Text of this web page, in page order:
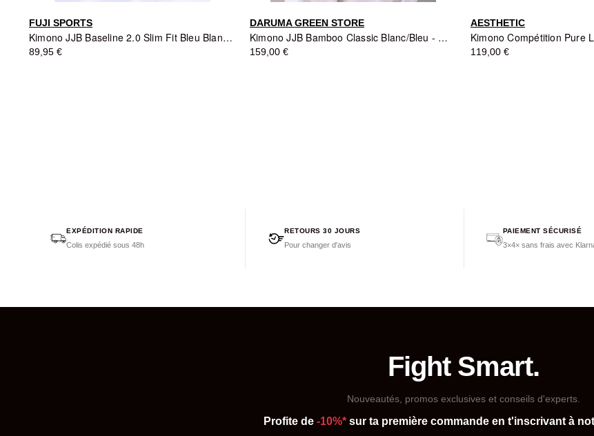
FUJI SPORTS
Kimono JJB Baseline 2.0 Slim Fit Bleu Blanc - Fuji Sports
89,95 €
DARUMA GREEN STORE
Kimono JJB Bamboo Classic Blanc/Bleu - Daruma Green Store
159,00 €
AESTHETIC
Kimono Compétition Pure
119,00 €
EXPÉDITION RAPIDE
Colis expédié sous 48h
RETOURS 30 JOURS
Pour changer d'avis
PAIEMENT SÉCURISÉ
3×4× sans frais avec
Fight Smart.
Nouveautés, promos exclusives et conseils d'experts.
Profite de -10%* sur ta première commande en t'inscrivant à